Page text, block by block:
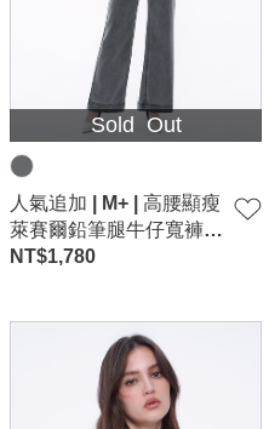
Sold Out
人氣追加 | M+ | 高腰顯瘦
萊賽爾鉛筆腿牛仔寬褲-
灰
NT$1,780